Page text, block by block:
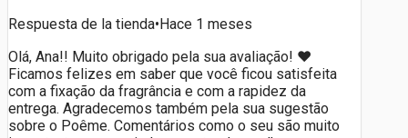
Respuesta de la tienda•Hace 1 meses
Olá, Ana!! Muito obrigado pela sua avaliação! ❤️
Ficamos felizes em saber que você ficou satisfeita
com a fixação da fragrância e com a rapidez da
entrega. Agradecemos também pela sua sugestão
sobre o Poême. Comentários como o seu são muito